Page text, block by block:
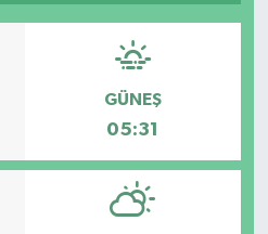
GÜNEŞ
05:31